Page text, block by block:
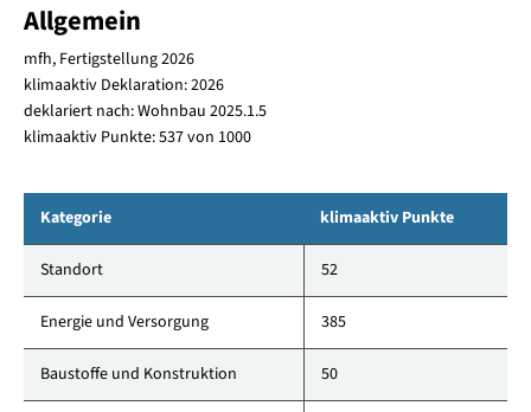
Allgemein
mfh, Fertigstellung 2026
klimaaktiv Deklaration: 2026
deklariert nach: Wohnbau 2025.1.5
klimaaktiv Punkte: 537 von 1000
Kategorie klimaaktiv Punkte
Standort 52
Energie und Versorgung 385
Baustoffe und Konstruktion 50